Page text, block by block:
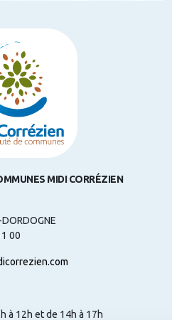
MIDI CORRÉZIEN
00
à 12h et de 14h à 17h